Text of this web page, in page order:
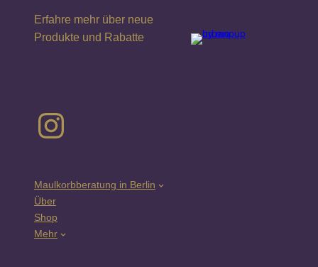
Erfahre mehr über neue
Produkte und Rabatte
Instagram
Maulkorbberatung in Berlin
Über
Shop
Mehr